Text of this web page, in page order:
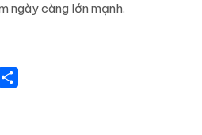
ngày càng lớn mạnh.